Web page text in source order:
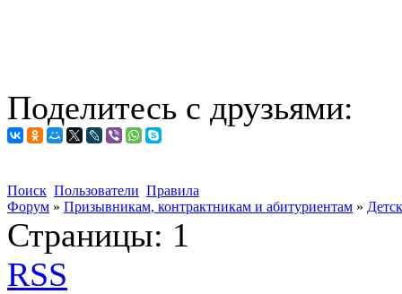
Поделитесь с друзьями:
Поиск Пользователи Правила
Форум » Призывникам, контрактникам и абитуриентам »
Страницы: 1
RSS